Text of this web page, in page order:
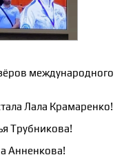
международного
Лала Крамаренко!
Трубникова!
Анненкова!